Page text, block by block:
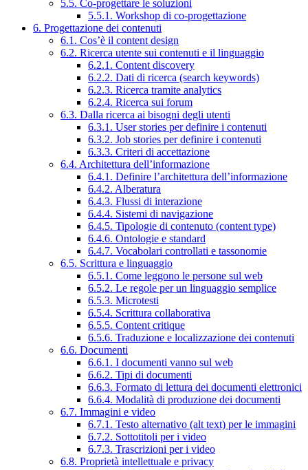
5.5. Co-progettare le soluzioni
5.5.1. Workshop di co-progettazione
6. Progettazione dei contenuti
6.1. Cos’è il content design
6.2. Ricerca utente sui contenuti e il linguaggio
6.2.1. Content discovery
6.2.2. Dati di ricerca (search keywords)
6.2.3. Ricerca tramite analytics
6.2.4. Ricerca sui forum
6.3. Dalla ricerca ai bisogni degli utenti
6.3.1. User stories per definire i contenuti
6.3.2. Job stories per definire i contenuti
6.3.3. Criteri di accettazione
6.4. Architettura dell’informazione
6.4.1. Definire l’architettura dell’informazione
6.4.2. Alberatura
6.4.3. Flussi di interazione
6.4.4. Sistemi di navigazione
6.4.5. Tipologie di contenuto (content type)
6.4.6. Ontologie e standard
6.4.7. Vocabolari controllati e tassonomie
6.5. Scrittura e linguaggio
6.5.1. Come leggono le persone sul web
6.5.2. Le regole per un linguaggio semplice
6.5.3. Microtesti
6.5.4. Scrittura collaborativa
6.5.5. Content critique
6.5.6. Traduzione e localizzazione dei contenuti
6.6. Documenti
6.6.1. I documenti vanno sul web
6.6.2. Tipi di documenti
6.6.3. Formato di lettura dei documenti elettronici
6.6.4. Modalità di produzione dei documenti
6.7. Immagini e video
6.7.1. Testo alternativo (alt text) per le immagini
6.7.2. Sottotitoli per i video
6.7.3. Trascrizioni per i video
6.8. Proprietà intellettuale e privacy